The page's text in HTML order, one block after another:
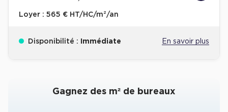
Loyer : 565 € HT/HC/m²/an
Disponibilité : Immédiate En savoir plus
Gagnez des m² de bureaux